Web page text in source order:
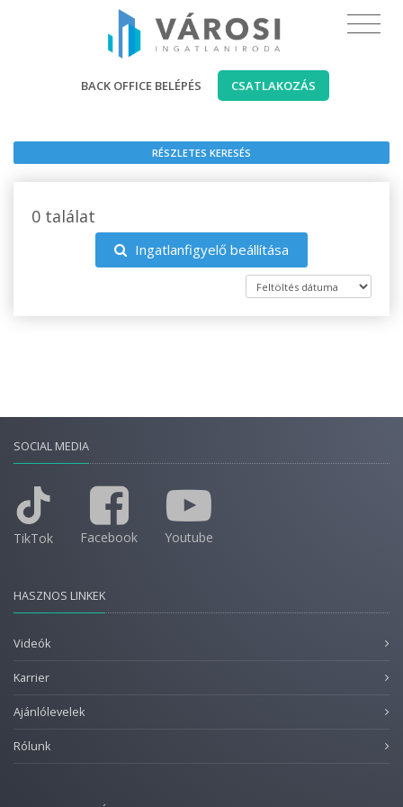
BACK OFFICE BELÉPÉS CSATLAKOZÁS
RÉSZLETES KERESÉS
0 találat
Ingatlanfigyelő beállítása
SOCIAL MEDIA
TikTok Facebook Youtube
HASZNOS LINKEK
Videók
Karrier
Ajánlólevelek
Rólunk